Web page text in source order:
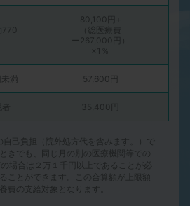
80,100円+
（総医療費
ー267,000円）
×1％
満 57,600円
35,400円
自己負担（院外処方代を含みます。）で
きでも、同じ月の別の医療機関等での
場合は２万１千円以上であることが必
ことができます。この合算額が上限額
費の支給対象となります。